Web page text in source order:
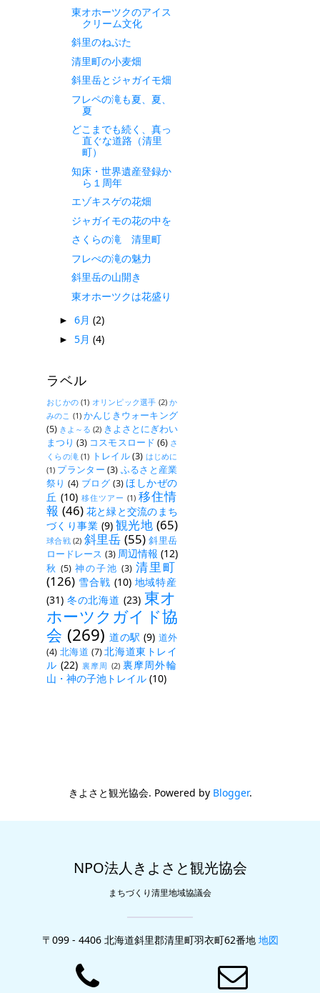
東オホーツクのアイス
クリーム文化
斜里のねぷた
清里町の小麦畑
斜里岳とジャガイモ畑
フレペの滝も夏、夏、
夏
どこまでも続く、真っ
直ぐな道路（清里
町）
知床・世界遺産登録か
ら１周年
エゾキスゲの花畑
ジャガイモの花の中を
さくらの滝 清里町
フレぺの滝の魅力
斜里岳の山開き
東オホーツクは花盛り
► 6月 (2)
► 5月 (4)
ラベル
おじかの (1) オリンピック選手 (2) か
みのこ (1) かんじきウォーキング
(5) きよ～る (2) きよさとにぎわい
まつり (3) コスモスロード (6) さ
くらの滝 (1) トレイル(3) はじめに
(1) プランター (3) ふるさと産業
祭り (4) ブログ (3) ほしかぜの
丘 (10) 移住ツアー (1) 移住情
報 (46) 花と緑と交流のまち
づくり事業 (9) 観光地 (65)
球合戦 (2) 斜里岳 (55) 斜里岳
ロードレース (3) 周辺情報 (12)
秋 (5) 神の子池 (3) 清里町
(126) 雪合戦 (10) 地域特産
(31) 冬の北海道 (23) 東オ
ホーツクガイド協
会 (269) 道の駅 (9) 道外
(4) 北海道 (7) 北海道東トレイ
ル (22) 裏摩周 (2) 裏摩周外輪
山・神の子池トレイル (10)
きよさと観光協会. Powered by Blogger.
NPO法人きよさと観光協会
まちづくり清里地域協議会
〒099 - 4406 北海道斜里郡清里町羽衣町62番地 地図